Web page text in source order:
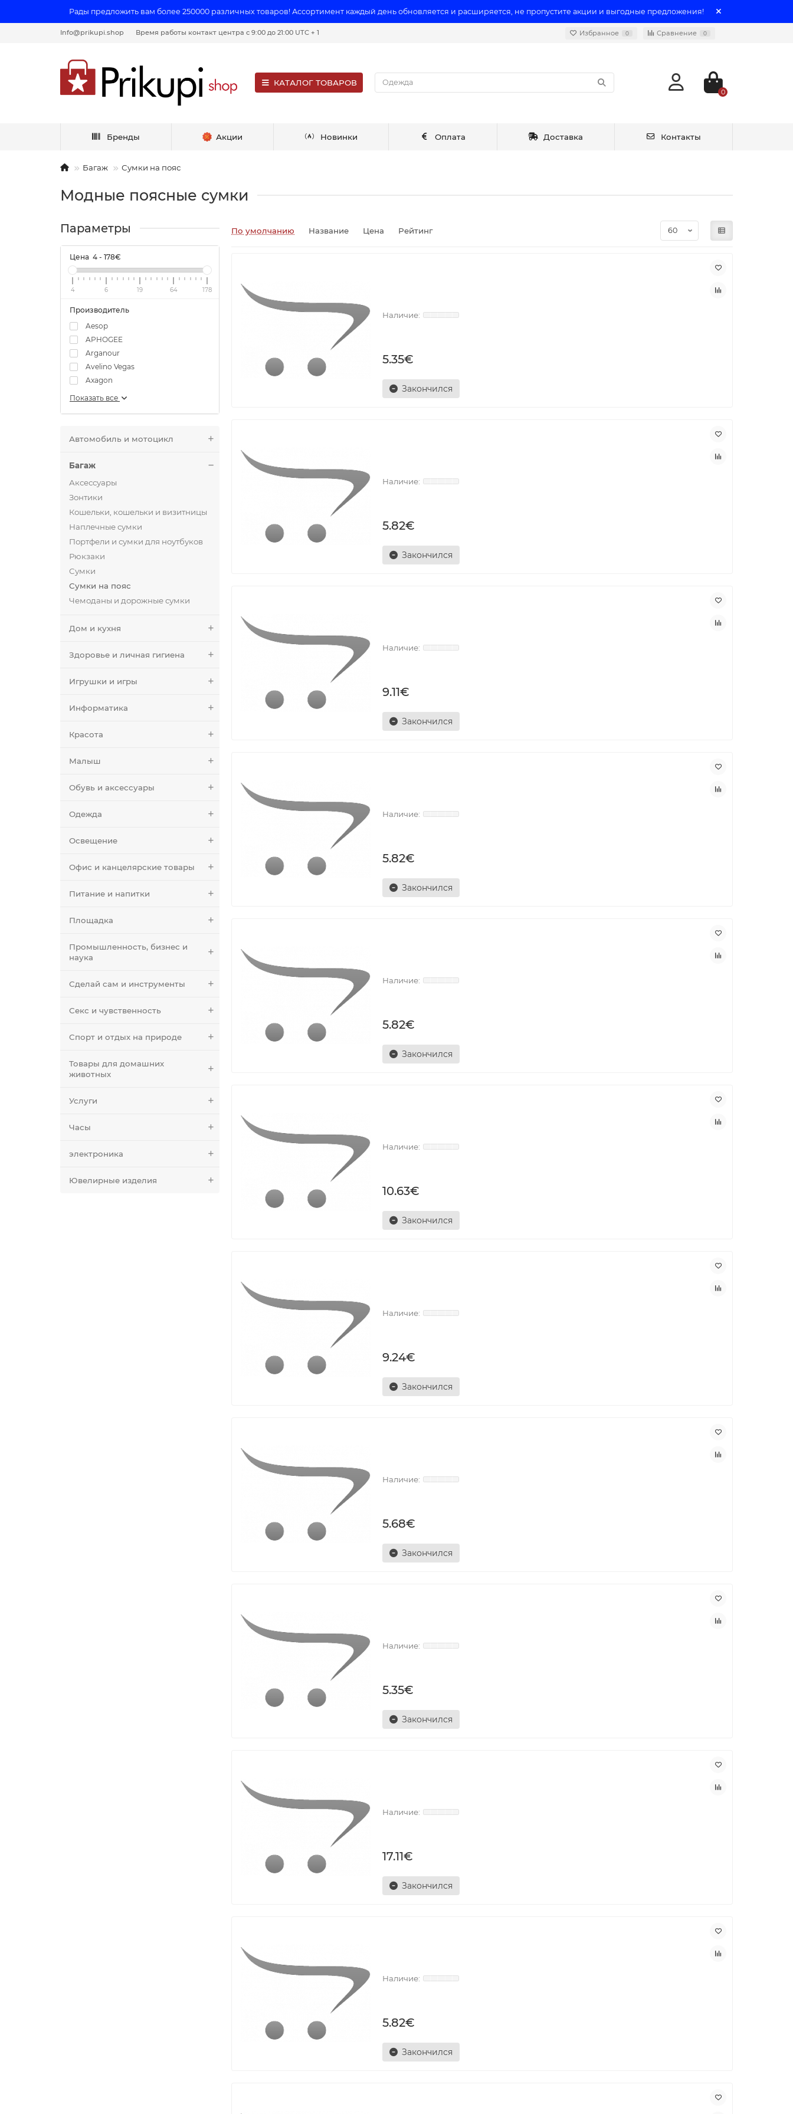
Рады предложить вам более 250000 различных товаров! Ассортимент каждый день обновляется и расширяется, не пропустите акции и выгодные предложения!
Info@prikupi.shop Время работы контакт центра с 9:00 до 21:00 UTC + 1 Избранное 0 Сравнение 0
КАТАЛОГ ТОВАРОВ
0
Бренды Акции Новинки Оплата Доставка Контакты
Багаж Сумки на пояс
Модные поясные сумки
Параметры
Цена 4 - 178€
4 6 19 64 178
Производитель
Aesop
APHOGEE
Arganour
Avelino Vegas
Axagon
Показать все
Автомобиль и мотоцикл
Багаж
Аксессуары
Зонтики
Кошельки, кошельки и визитницы
Наплечные сумки
Портфели и сумки для ноутбуков
Рюкзаки
Сумки
Сумки на пояс
Чемоданы и дорожные сумки
Дом и кухня
Здоровье и личная гигиена
Игрушки и игры
Информатика
Красота
Малыш
Обувь и аксессуары
Одежда
Освещение
Офис и канцелярские товары
Питание и напитки
Площадка
Промышленность, бизнес и
наука
Сделай сам и инструменты
Секс и чувственность
Спорт и отдых на природе
Товары для домашних
животных
Услуги
Часы
электроника
Ювелирные изделия
По умолчанию Название Цена Рейтинг
5.35€
Закончился
5.82€
Закончился
9.11€
Закончился
5.82€
Закончился
5.82€
Закончился
10.63€
Закончился
9.24€
Закончился
5.68€
Закончился
5.35€
Закончился
17.11€
Закончился
5.82€
Закончился